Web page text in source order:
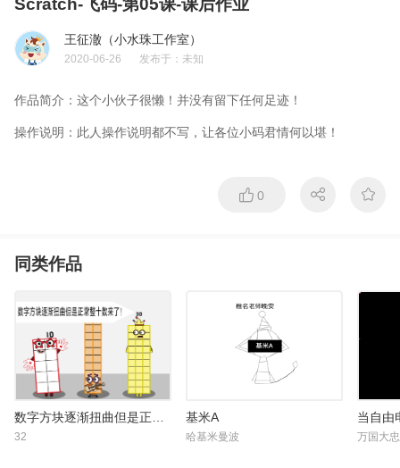
Scratch-飞码-第05课-课后作业
王征澈（小水珠工作室）
2020-06-26 发布于： 未知
作品简介： 这个小伙子很懒！并没有留下任何足迹！
操作说明： 此人操作说明都不写，让各位小码君情何以堪！
0
同类作品
32
基米A
哈基米曼波
当自由
万国大忠